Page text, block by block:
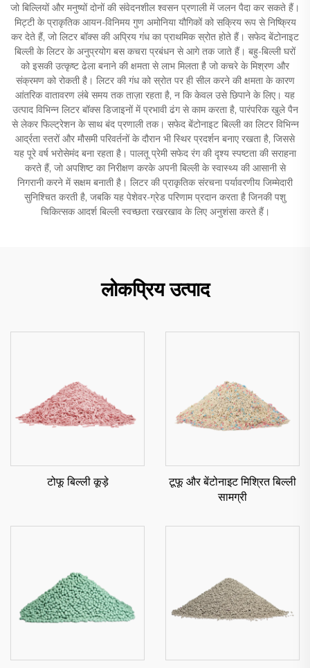
जो बिल्लियों और मनुष्यों दोनों की संवेदनशील श्वसन प्रणाली में जलन पैदा कर सकते हैं।
मिट्टी के प्राकृतिक आयन-विनिमय गुण अमोनिया यौगिकों को सक्रिय रूप से निष्क्रिय
कर देते हैं, जो लिटर बॉक्स की अप्रिय गंध का प्राथमिक स्रोत होते हैं। सफेद बेंटोनाइट
बिल्ली के लिटर के अनुप्रयोग बस कचरा प्रबंधन से आगे तक जाते हैं। बहु-बिल्ली घरों
को इसकी उत्कृष्ट ढेला बनाने की क्षमता से लाभ मिलता है जो कचरे के मिश्रण और
संक्रमण को रोकती है। लिटर की गंध को स्रोत पर ही सील करने की क्षमता के कारण
आंतरिक वातावरण लंबे समय तक ताज़ा रहता है, न कि केवल उसे छिपाने के लिए। यह
उत्पाद विभिन्न लिटर बॉक्स डिजाइनों में प्रभावी ढंग से काम करता है, पारंपरिक खुले पैन
से लेकर फिल्ट्रेशन के साथ बंद प्रणाली तक। सफेद बेंटोनाइट बिल्ली का लिटर विभिन्न
आर्द्रता स्तरों और मौसमी परिवर्तनों के दौरान भी स्थिर प्रदर्शन बनाए रखता है, जिससे
यह पूरे वर्ष भरोसेमंद बना रहता है। पालतू प्रेमी सफेद रंग की दृश्य स्पष्टता की सराहना
करते हैं, जो अपशिष्ट का निरीक्षण करके अपनी बिल्ली के स्वास्थ्य की आसानी से
निगरानी करने में सक्षम बनाती है। लिटर की प्राकृतिक संरचना पर्यावरणीय जिम्मेदारी
सुनिश्चित करती है, जबकि यह पेशेवर-ग्रेड परिणाम प्रदान करता है जिनकी पशु
चिकित्सक आदर्श बिल्ली स्वच्छता रखरखाव के लिए अनुशंसा करते हैं।
लोकप्रिय उत्पाद
टोफू बिल्ली कूड़े
टूफू और बेंटोनाइट मिश्रित बिल्ली
सामग्री